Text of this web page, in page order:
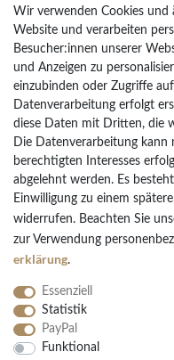
Lieferung
Rückgaberecht
Vertrag widerrufen
Bezahlarten
PayPal
Vorkasse Überweisung
Kreditkarten
Kauf auf Rechnung
Wir verwenden Cookies und
Website und verarbeiten
Besucher:innen unserer
und Anzeigen zu
einzubinden oder Zugriffe
Datenverarbeitung erfolgt
diese Daten mit Dritten, die
Die Datenverarbeitung kann
berechtigten Interesses
abgelehnt werden. Es
Einwilligung zu einem
widerrufen. Beachten Sie
zur Verwendung
erklärung.
Essenziell
Statistik
PayPal
Funktional